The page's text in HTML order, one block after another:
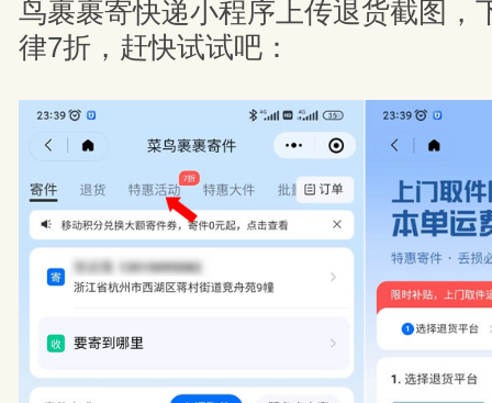
鸟裹裹寄快递小程序上传退货截图，
律7折，赶快试试吧：